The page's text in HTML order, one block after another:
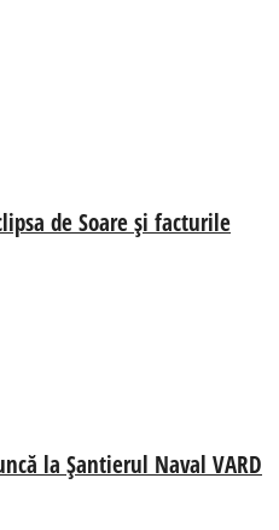
de Soare și facturile
la Șantierul Naval VARD